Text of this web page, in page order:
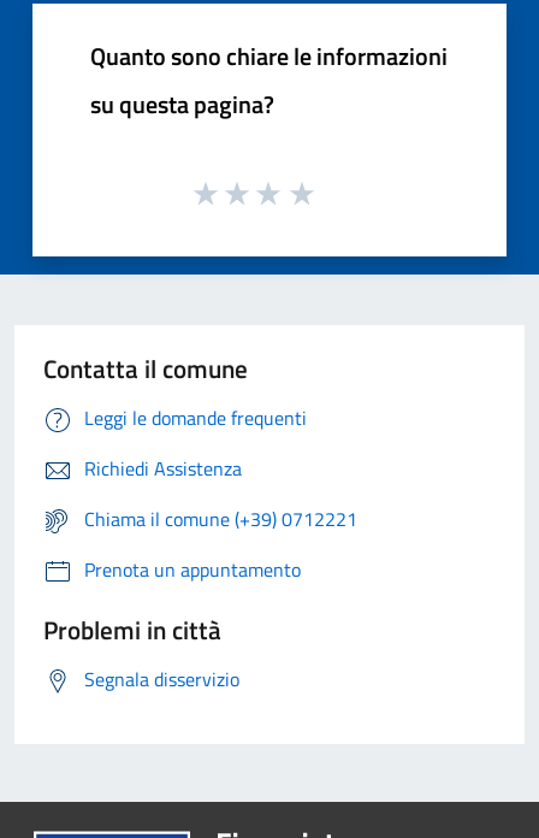
Quanto sono chiare le informazioni
su questa pagina?
Contatta il comune
Leggi le domande frequenti
Richiedi Assistenza
Chiama il comune (+39) 0712221
Prenota un appuntamento
Problemi in città
Segnala disservizio